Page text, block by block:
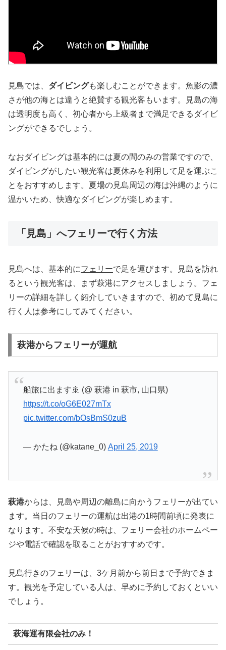
見島では、 ダイビングも楽しむことができます。魚影の濃
さが他の海とは違うと絶賛する観光客もいます。見島の海
は透明度も高く、初心者から上級者まで満足できるダイビ
ングができるでしょう。
なおダイビングは基本的には夏の間のみの営業ですので、
ダイビングがしたい観光客は夏休みを利用して足を運ぶこ
とをおすすめします。夏場の見島周辺の海は沖縄のように
温かいため、快適なダイビングが楽しめます。
「見島」へフェリーで行く方法
見島へは、基本的にフェリーで足を運びます。見島を訪れ
るという観光客は、まず萩港にアクセスしましょう。フェ
リーの詳細を詳しく紹介していきますので、初めて見島に
行く人は参考にしてみてください。
萩港からフェリーが運航
船旅に出ます🚢 (@ 萩港 in 萩市, 山口県)
https://t.co/oG6E027mTx
pic.twitter.com/bOsBmS0zuB
— かたね (@katane_0) April 25, 2019
萩港からは、見島や周辺の離島に向かうフェリーが出てい
ます。当日のフェリーの運航は出港の1時間前頃に発表に
なります。不安な天候の時は、フェリー会社のホームペー
ジや電話で確認を取ることがおすすめです。
見島行きのフェリーは、3ケ月前から前日まで予約できま
す。観光を予定している人は、早めに予約しておくといい
でしょう。
萩海運有限会社のみ！